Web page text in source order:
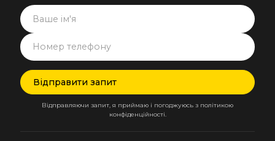
Відправляючи запит, я приймаю і погоджуюсь з політикою
конфіденційності.